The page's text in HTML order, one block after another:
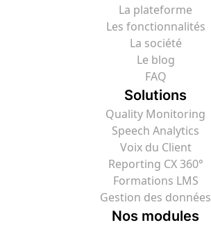
La plateforme
Les fonctionnalités
La société
Le blog
FAQ
Solutions
Quality Monitoring
Speech Analytics
Voix du Client
Reporting CX 360°
Formations LMS
Gestion des données
Nos modules